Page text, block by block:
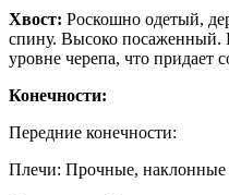
Хвост: Роскошно одетый,
спину. Высоко посаженный.
уровне черепа, что придает
Конечности:
Передние конечности:
Плечи: Прочные, наклонные